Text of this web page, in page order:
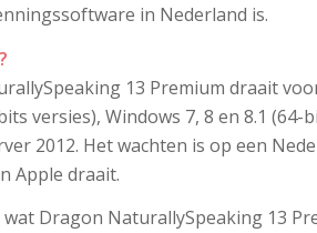
in Nederland is.
13 Premium draait
versies), Windows 7, 8 en 8.1
2012. Het wachten is op een
Apple draait.
Dragon NaturallySpeaking 13